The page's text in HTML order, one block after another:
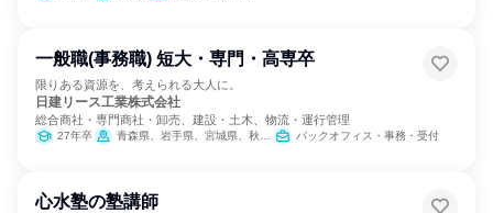
一般職(事務職) 短大・専門・高専卒
限りある資源を、考えられる大人に。
日建リース工業株式会社
総合商社・専門商社・卸売、建設・土木、物流・運行管理
27年卒 青森県、岩手県、宮城県、秋田県、山形県、福島県、茨城県、栃木県、群馬県、埼玉県、千葉県、東京都、神奈川県、新潟県、石川県、福井県、山梨県、長野県、静岡県、愛知県、三重県、大阪府、鳥取県、岡山県、広島県、山口県、香川県、愛媛県、高知県、福岡県、佐賀県、長崎県、熊本県、大分県、鹿児島県、沖縄県 バックオフィス・事務・受付
心水塾の塾講師